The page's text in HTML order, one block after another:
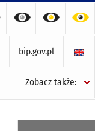
bip.gov.pl
Zobacz także: